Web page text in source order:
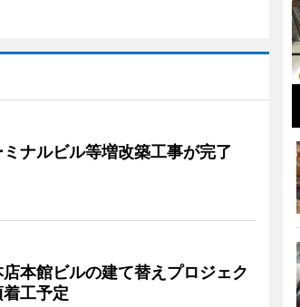
ナルビル等増改築工事が完了
本館ビルの建て替えプロジェク
着工予定